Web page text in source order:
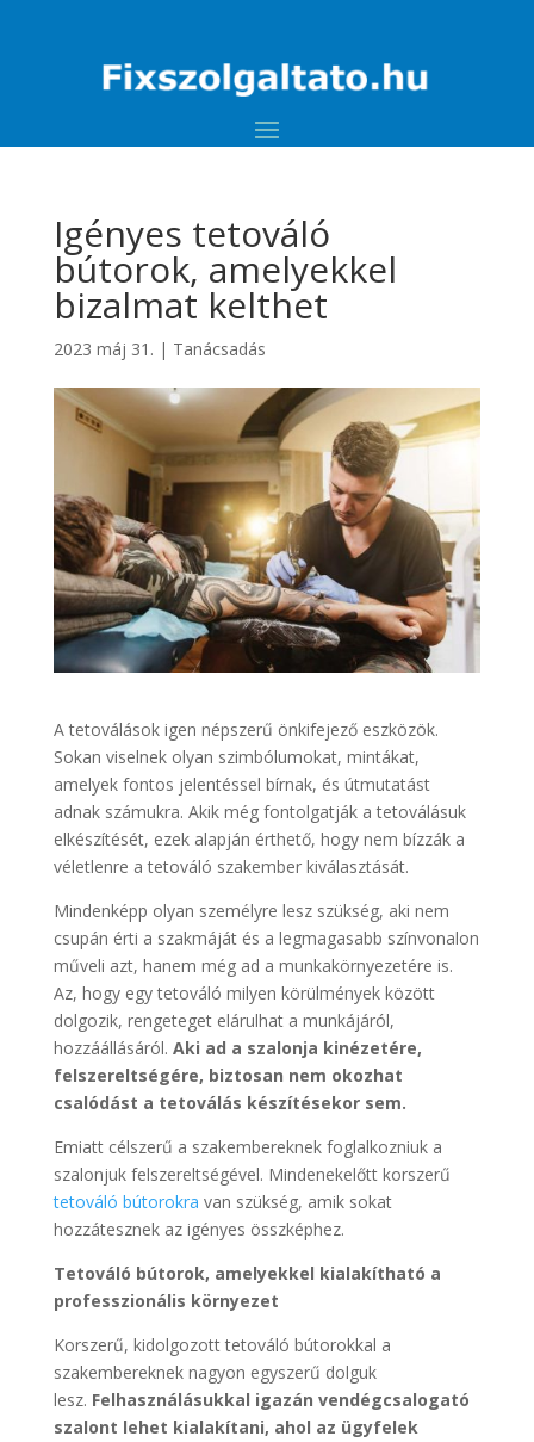
Igényes tetováló
bútorok, amelyekkel
bizalmat kelthet
2023 máj 31. | Tanácsadás
A tetoválások igen népszerű önkifejező eszközök.
Sokan viselnek olyan szimbólumokat, mintákat,
amelyek fontos jelentéssel bírnak, és útmutatást
adnak számukra. Akik még fontolgatják a tetoválásuk
elkészítését, ezek alapján érthető, hogy nem bízzák a
véletlenre a tetováló szakember kiválasztását.
Mindenképp olyan személyre lesz szükség, aki nem
csupán érti a szakmáját és a legmagasabb színvonalon
műveli azt, hanem még ad a munkakörnyezetére is.
Az, hogy egy tetováló milyen körülmények között
dolgozik, rengeteget elárulhat a munkájáról,
hozzáállásáról. Aki ad a szalonja kinézetére,
felszereltségére, biztosan nem okozhat
csalódást a tetoválás készítésekor sem.
Emiatt célszerű a szakembereknek foglalkozniuk a
szalonjuk felszereltségével. Mindenekelőtt korszerű
tetováló bútorokra van szükség, amik sokat
hozzátesznek az igényes összképhez.
Tetováló bútorok, amelyekkel kialakítható a
professzionális környezet
Korszerű, kidolgozott tetováló bútorokkal a
szakembereknek nagyon egyszerű dolguk
lesz. Felhasználásukkal igazán vendégcsalogató
szalont lehet kialakítani, ahol az ügyfelek